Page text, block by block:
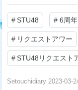
# STU48 # 6周
# リクエストアワー
# STU48リクエスト
Setouchidiary 2023-03-